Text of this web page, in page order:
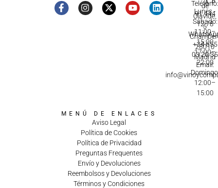
de
Olavide,
5
28010
Madrid
Lunes -
Sábado:
11:00–
15:00
17:00–
22:00
12:00–
15:00
91 444
12 78
+34 655
03 20 35
Email:
MENÚ DE ENLACES
Aviso Legal
Política de Cookies
Política de Privacidad
Preguntas Frequentes
Envío y Devoluciones
Reembolsos y Devoluciones
Términos y Condiciones